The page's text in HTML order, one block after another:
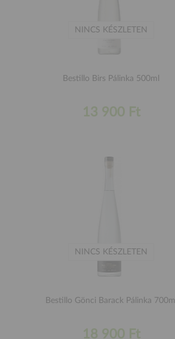
NINCS KÉSZLETEN
Bestillo Birs Pálinka 500ml
13 900 Ft
NINCS KÉSZLETEN
Bestillo Gönci Barack Pálinka 700ml
18 900 Ft